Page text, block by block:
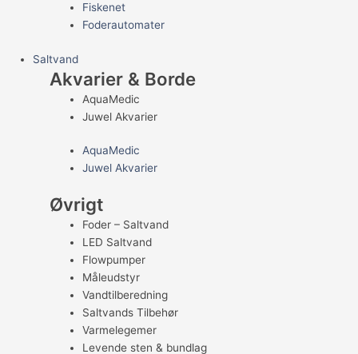
Fiskenet
Foderautomater
Saltvand
Akvarier & Borde
AquaMedic
Juwel Akvarier
AquaMedic
Juwel Akvarier
Øvrigt
Foder – Saltvand
LED Saltvand
Flowpumper
Måleudstyr
Vandtilberedning
Saltvands Tilbehør
Varmelegemer
Levende sten & bundlag